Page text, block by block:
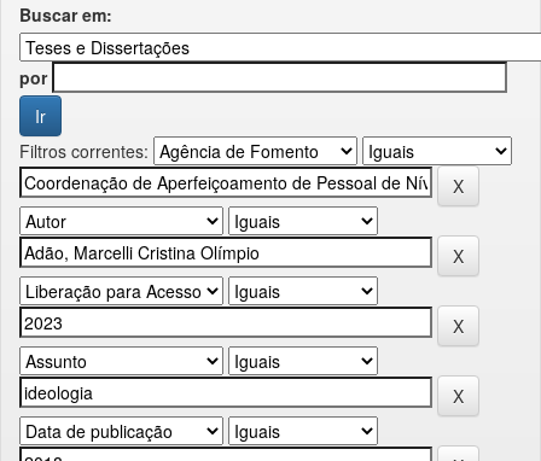
Buscar em:
por
Filtros correntes: